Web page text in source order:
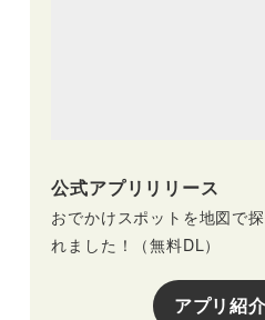
公式アプリリリース
おでかけスポットを地図で
れました！（無料DL）
アプリ紹